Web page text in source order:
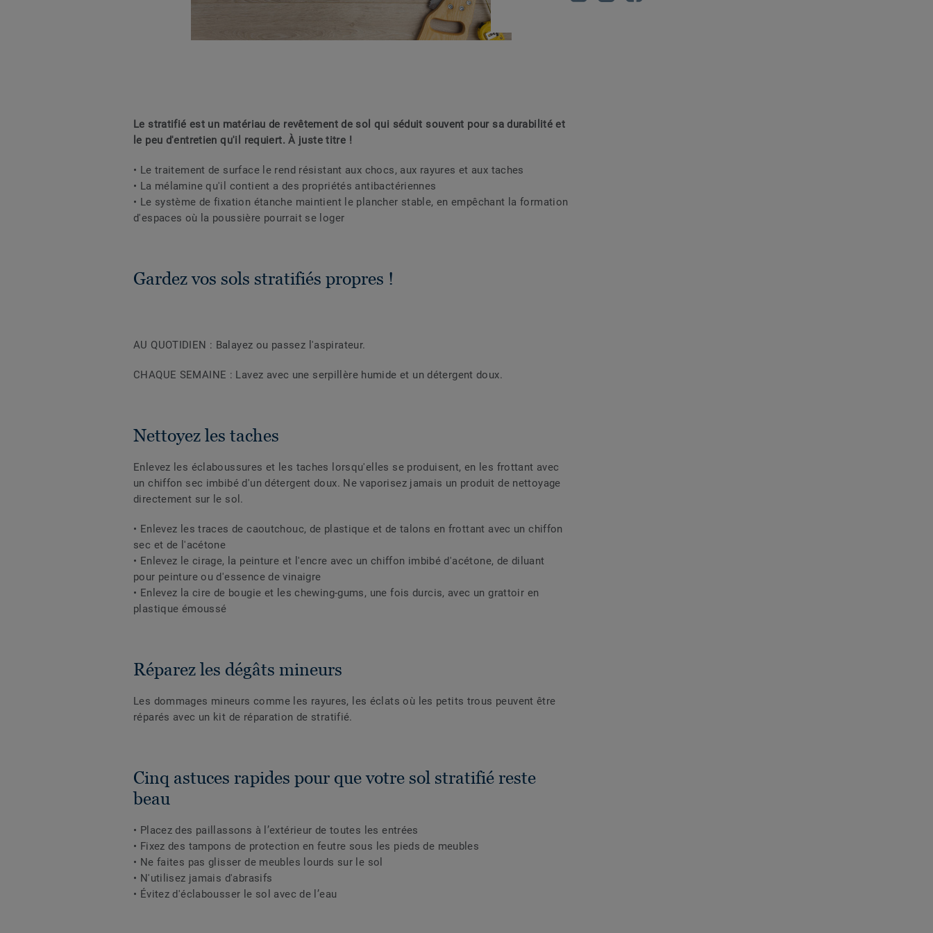
Le stratifié est un matériau de revêtement de sol qui séduit souvent pour sa durabilité et
le peu d'entretien qu'il requiert. À juste titre !
• Le traitement de surface le rend résistant aux chocs, aux rayures et aux taches
• La mélamine qu'il contient a des propriétés antibactériennes
• Le système de fixation étanche maintient le plancher stable, en empêchant la formation
d'espaces où la poussière pourrait se loger
Gardez vos sols stratifiés propres !
AU QUOTIDIEN : Balayez ou passez l'aspirateur.
CHAQUE SEMAINE : Lavez avec une serpillère humide et un détergent doux.
Nettoyez les taches
Enlevez les éclaboussures et les taches lorsqu'elles se produisent, en les frottant avec
un chiffon sec imbibé d'un détergent doux. Ne vaporisez jamais un produit de nettoyage
directement sur le sol.
• Enlevez les traces de caoutchouc, de plastique et de talons en frottant avec un chiffon
sec et de l'acétone
• Enlevez le cirage, la peinture et l'encre avec un chiffon imbibé d'acétone, de diluant
pour peinture ou d'essence de vinaigre
• Enlevez la cire de bougie et les chewing-gums, une fois durcis, avec un grattoir en
plastique émoussé
Réparez les dégâts mineurs
Les dommages mineurs comme les rayures, les éclats où les petits trous peuvent être
réparés avec un kit de réparation de stratifié.
Cinq astuces rapides pour que votre sol stratifié reste
beau
• Placez des paillassons à l’extérieur de toutes les entrées
• Fixez des tampons de protection en feutre sous les pieds de meubles
• Ne faites pas glisser de meubles lourds sur le sol
• N'utilisez jamais d'abrasifs
• Évitez d'éclabousser le sol avec de l’eau